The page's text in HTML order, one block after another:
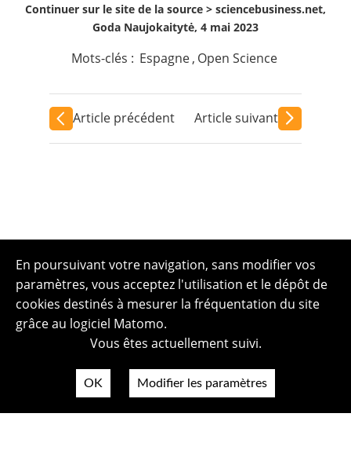
Continuer sur le site de la source > sciencebusiness.net,
Goda Naujokaitytė, 4 mai 2023
Mots-clés : Espagne, Open Science
Article précédent Article suivant
En poursuivant votre navigation, sans modifier vos
paramètres, vous acceptez l'utilisation et le dépôt de
cookies destinés à mesurer la fréquentation du site
grâce au logiciel Matomo.
Vous êtes actuellement suivi.
OK Modifier les paramètres